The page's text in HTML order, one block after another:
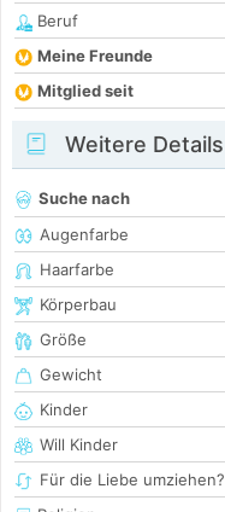
Beruf
Meine Freunde
Mitglied seit
Weitere Details
Suche nach
Augenfarbe
Haarfarbe
Körperbau
Größe
Gewicht
Kinder
Will Kinder
Für die Liebe umziehen?